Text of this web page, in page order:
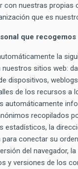
con nuestras propias
que es
que recogemos
la
nuestros sitios web:
dispositivos,
de los recursos a
automáticamente
recopilados
estadísticos, la
para conectar su
del navegador,
y versiones de los